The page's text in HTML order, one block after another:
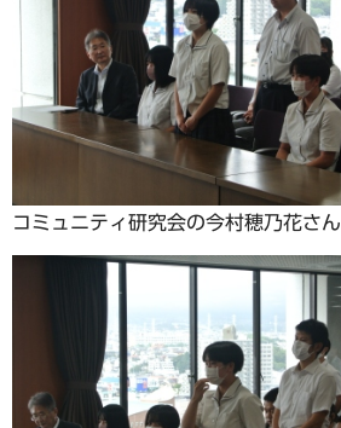
コミュニティ研究会の今村穂乃花さん